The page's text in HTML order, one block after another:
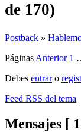
de 170)
Postback »
Páginas Anterior 1
Debes entraro
Feed RSS del tema
Mensajes [